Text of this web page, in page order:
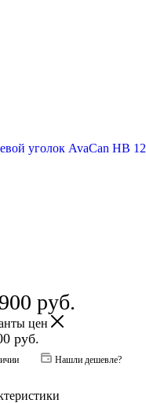
руб.
цен
руб.
Нашли дешевле?